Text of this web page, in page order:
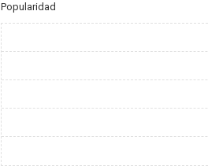
Popularidad